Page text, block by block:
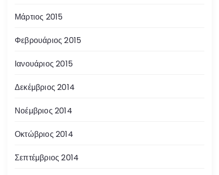
Μάρτιος 2015
Φεβρουάριος 2015
Ιανουάριος 2015
Δεκέμβριος 2014
Νοέμβριος 2014
Οκτώβριος 2014
Σεπτέμβριος 2014